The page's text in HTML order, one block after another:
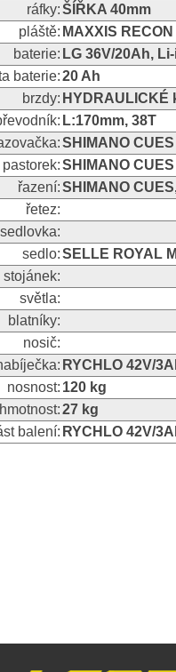
ráfky:ŠÍŘKA 40mm
pláště: MAXXIS
baterie: LG 36V/20Ah,
baterie:20 Ah
brzdy: HYDRAULICKÉ
L:170mm, 38T
SHIMANO
pastorek:SHIMANO
řazení:SHIMANO
řetez:
sedlovka:
sedlo:SELLE ROYAL
stojánek:
světla:
blatníky:
nosič:
RYCHLO 42V/
nosnost: 120 kg
hmotnost:27 kg
balení: RYCHLO 42V/